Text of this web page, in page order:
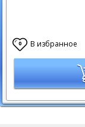
0 В избранное